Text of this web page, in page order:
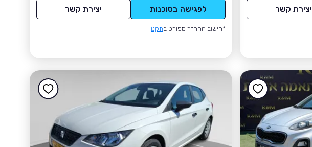
יצירת קשר לפגישה בסוכנות יצירת קשר
*חישוב ההחזר מפורט בתקנון